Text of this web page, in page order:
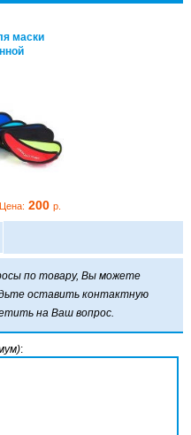
маски
Цена: 200 р.
по товару, Вы можете
оставить контактную
на Ваш вопрос.
: